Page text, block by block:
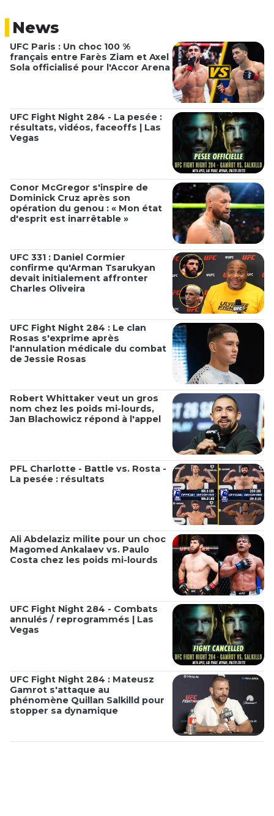
News
UFC Paris : Un choc 100 %
français entre Farès Ziam et Axel
Sola officialisé pour l'Accor Arena
UFC Fight Night 284 - La pesée :
résultats, vidéos, faceoffs | Las
Vegas
Conor McGregor s'inspire de
Dominick Cruz après son
opération du genou : « Mon état
d'esprit est inarrêtable »
UFC 331 : Daniel Cormier
confirme qu'Arman Tsarukyan
devait initialement affronter
Charles Oliveira
UFC Fight Night 284 : Le clan
Rosas s'exprime après
l'annulation médicale du combat
de Jessie Rosas
Robert Whittaker veut un gros
nom chez les poids mi-lourds,
Jan Blachowicz répond à l'appel
PFL Charlotte - Battle vs. Rosta -
La pesée : résultats
Ali Abdelaziz milite pour un choc
Magomed Ankalaev vs. Paulo
Costa chez les poids mi-lourds
UFC Fight Night 284 - Combats
annulés / reprogrammés | Las
Vegas
UFC Fight Night 284 : Mateusz
Gamrot s'attaque au
phénomène Quillan Salkilld pour
stopper sa dynamique